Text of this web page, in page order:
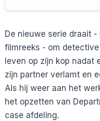
De nieuwe serie draait
filmreeks - om
leven op zijn kop nadat
zijn partner verlamt en
Als hij weer aan het
het opzetten van
case afdeling.